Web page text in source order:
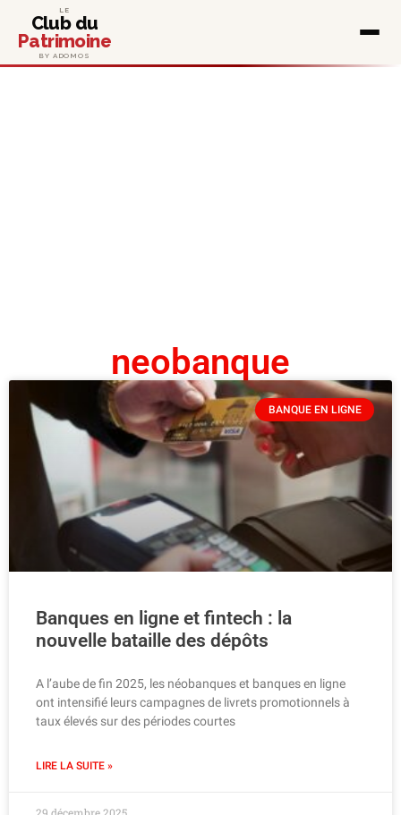
LE
Club du
Patrimoine
BY ADOMOS
neobanque
BANQUE EN LIGNE
Banques en ligne et fintech : la
nouvelle bataille des dépôts
A l’aube de fin 2025, les néobanques et banques en ligne
ont intensifié leurs campagnes de livrets promotionnels à
taux élevés sur des périodes courtes
LIRE LA SUITE »